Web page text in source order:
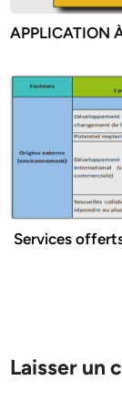
APPLICATION
Services
Laisser un